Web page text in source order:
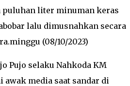
puluhan liter minuman keras
lalu dimusnahkan secara
(08/10/2023)
Pujo selaku Nahkoda KM
media saat sandar di